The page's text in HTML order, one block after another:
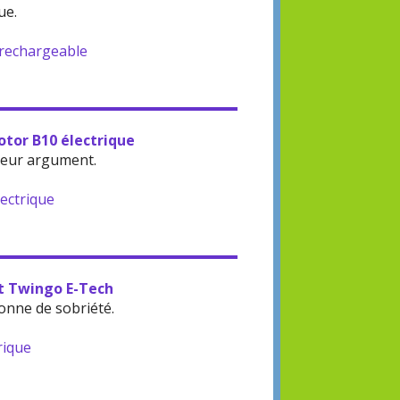
B10 électrique
argument.
Twingo E-Tech
de sobriété.